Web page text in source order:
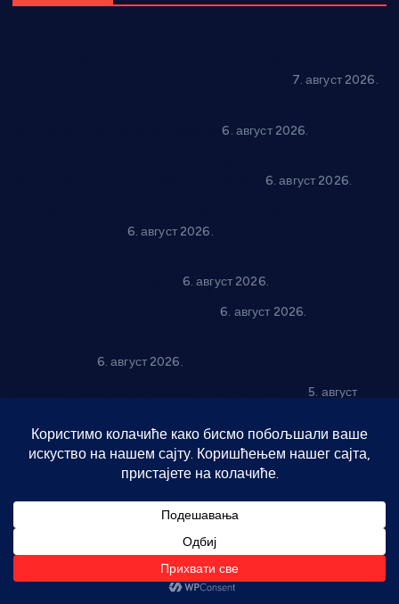
7. август 2026.
6. август 2026.
6. август 2026.
6. август 2026.
6. август 2026.
6. август 2026.
6. август 2026.
5. август
Нова игралишта стижу у Бошњане, Доњи Катун и Парцане
5. август 2026.